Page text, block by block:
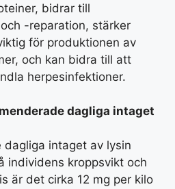
bidrar till
-reparation, stärker
för produktionen av
och kan bidra till att
herpesinfektioner.
dagliga intaget
intaget av lysin
individens kroppsvikt och
är det cirka 12 mg per kilo